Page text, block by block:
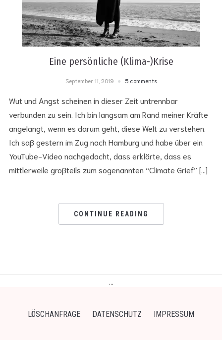
Eine persönliche (Klima-)Krise
September 11, 2019 5 comments
Wut und Angst scheinen in dieser Zeit untrennbar
verbunden zu sein. Ich bin langsam am Rand meiner Kräfte
angelangt, wenn es darum geht, diese Welt zu verstehen.
Ich saß gestern im Zug nach Hamburg und habe über ein
YouTube-Video nachgedacht, dass erklärte, dass es
mittlerweile großteils zum sogenannten “Climate Grief” […]
CONTINUE READING
LÖSCHANFRAGE DATENSCHUTZ IMPRESSUM